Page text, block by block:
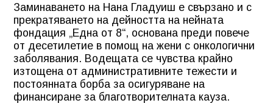
Заминаването на Нана Гладуиш е свързано и с
прекратяването на дейността на нейната
фондация „Една от 8“, основана преди повече
от десетилетие в помощ на жени с онкологични
заболявания. Водещата се чувства крайно
изтощена от административните тежести и
постоянната борба за осигуряване на
финансиране за благотворителната кауза.